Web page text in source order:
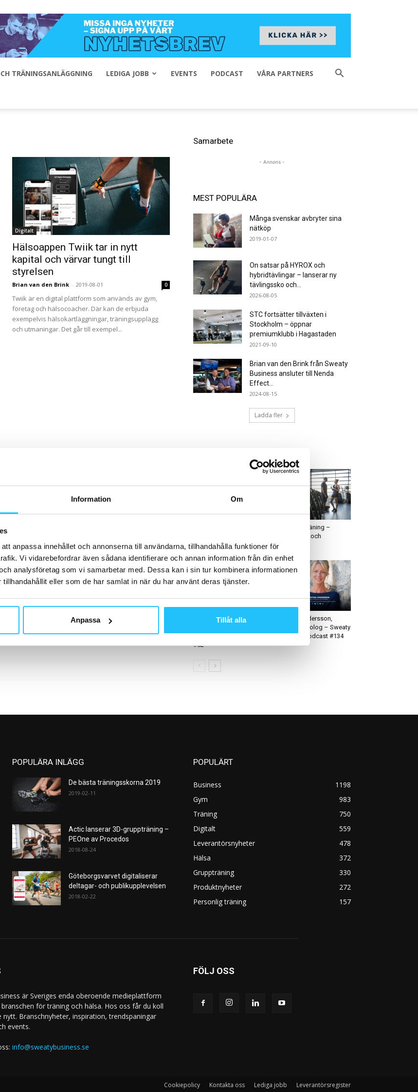
Information Om
anpassa innehållet och annonserna till användarna, tillhandahålla funktioner för
Vi vidarebefordrar även sådana identifierare och annan information från din enhet
analysföretag som vi samarbetar med. Dessa kan i sin tur kombinera informationen
eller som de har samlat in när du har använt deras tjänster.
Anpassa Tillåt alla
TRÄNINGSANLÄGGNING LEDIGA JOBB EVENTS PODCAST VÅRA PARTNERS
Digitalt
Hälsoappen Twiik tar in nytt
kapital och värvar tungt till
styrelsen
Brian van den Brink - 2019-08-01 0
Twiik är en digital plattform som används av gym,
företag och hälsocoacher. Där kan de erbjuda
exempelvis hälsokartläggningar, träningsupplägg
och utmaningar. Det går till exempel...
Samarbete
- Annons -
MEST POPULÄRA
Många svenskar avbryter sina
nätköp
2019-01-07
On satsar på HYROX och
hybridtävlingar – lanserar ny
tävlingssko och...
2026-08-05
STC fortsätter tillväxten i
Stockholm – öppnar
premiumklubb i Hagastaden
2021-09-10
Brian van den Brink från Sweaty
Business ansluter till Nenda
Effect...
2024-08-15
Ladda fler
Business Gym
Personlig träning –
möjligheter och
utmaningar
Sweaty Business Podcast
Kirsi Poikela & Pernilla
#62
Hälsa
Kristina Andersson,
Näringsfysiolog – Sweaty
Business Podcast #134
POPULÄRA INLÄGG
De bästa träningsskorna 2019
2019-02-11
Actic lanserar 3D-gruppträning –
PEOne av Procedos
2018-08-24
Göteborgsvarvet digitaliserar
deltagar- och publikupplevelsen
2018-02-22
POPULÄRT
Business
1198
Gym
983
Träning
750
Digitalt
559
Leverantörsnyheter
478
Hälsa
372
Gruppträning
330
Produktnyheter
272
Personlig träning
157
är Sveriges enda oberoende medieplattform
för träning och hälsa. Hos oss får du koll
nytt. Branschnyheter, inspiration, trendspaningar
events.
info@sweatybusiness.se
FÖLJ OSS
Cookiepolicy Kontakta oss Lediga jobb Leverantörsregister